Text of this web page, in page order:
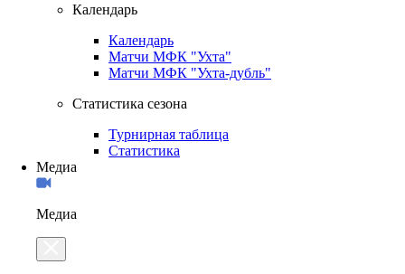
Календарь
Календарь
Матчи МФК "Ухта"
Матчи МФК "Ухта-дубль"
Статистика сезона
Турнирная таблица
Статистика
Медиа
Медиа